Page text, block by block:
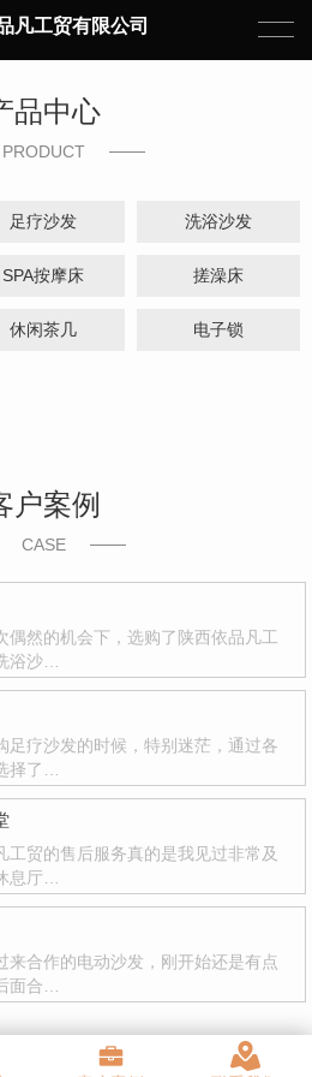
凡工贸有限公司
品中心
PRODUCT
足疗沙发 洗浴沙发
SPA按摩床 搓澡床
休闲茶几 电子锁
户案例
CASE
偶然的机会下，选购了陕西依品凡工
浴沙…
足疗沙发的时候，特别迷茫，通过各
择了…
工贸的售后服务真的是我见过非常及
息厅…
来合作的电动沙发，刚开始还是有点
面合…